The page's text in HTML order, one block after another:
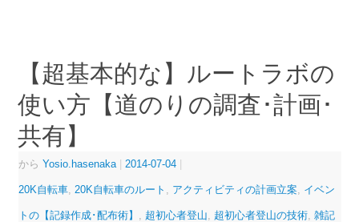
【超基本的な】ルートラボの
使い方【道のりの調査･計画･
共有】
から Yosio.hasenaka 2014-07-04
20K自転車, 20K自転車のルート アクティビティの計画立案 イベン
トの【記録作成･配布術】 超初心者登山 超初心者登山の技術, 雑記